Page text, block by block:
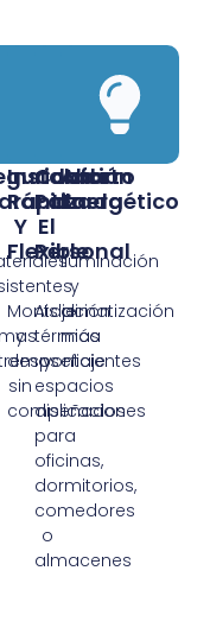
Instalación
Rápida
Y
Flexible
Montaje
y
despontaje
sin
complicaciones
Confort
Para
El
Personal
Aislación
térmica
y
espacios
diseñados
para
oficinas,
dormitorios,
comedores
o
almacenes
Ahorro
Energético
Iluminación
y
climatización
más
eficientes